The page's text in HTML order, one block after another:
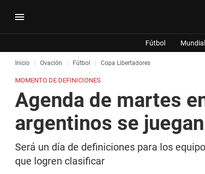
Fútbol Mundial
Inicio Ovación Fútbol Copa Libertadores
MOMENTO DE DEFINICIONES
Agenda de martes
argentinos se
Será un día de definiciones para los
que logren clasificar